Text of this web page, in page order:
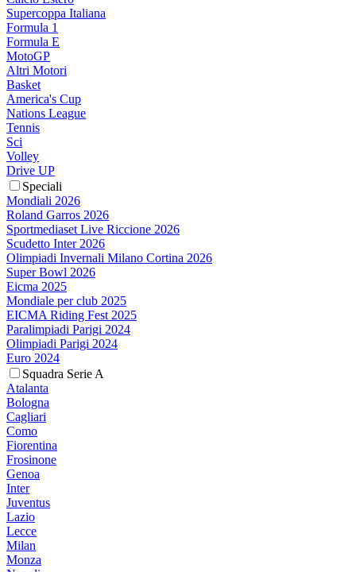
Supercoppa Italiana
Formula 1
Formula E
MotoGP
Altri Motori
Basket
America's Cup
Nations League
Tennis
Sci
Volley
Drive UP
Speciali
Mondiali 2026
Roland Garros 2026
Sportmediaset Live Riccione 2026
Scudetto Inter 2026
Olimpiadi Invernali Milano Cortina 2026
Super Bowl 2026
Eicma 2025
Mondiale per club 2025
EICMA Riding Fest 2025
Paralimpiadi Parigi 2024
Olimpiadi Parigi 2024
Euro 2024
Squadra Serie A
Atalanta
Bologna
Cagliari
Como
Fiorentina
Frosinone
Genoa
Inter
Juventus
Lazio
Lecce
Milan
Monza